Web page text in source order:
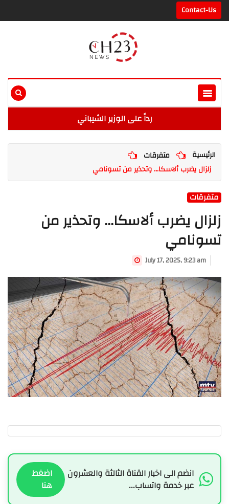
Contact-Us
رداً على الوزير الشيباني
الرئيسية
متفرقات
زلزال يضرب ألاسكا... وتحذير من تسونامي
متفرقات
زلزال يضرب ألاسكا... وتحذير من
تسونامي
July 17, 2025, 9:23 am
انضم الى اخبار القناة الثالثة والعشرون
عبر خدمة واتساب...
اضغط
هنا